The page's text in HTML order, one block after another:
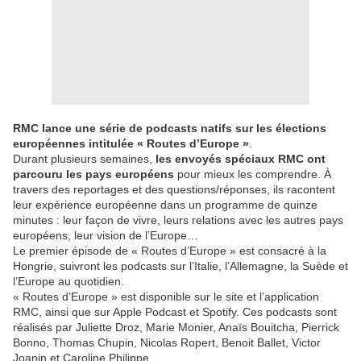
RMC lance une série de podcasts natifs sur les élections
européennes intitulée « Routes d’Europe »
Durant plusieurs semaines, les envoyés spéciaux RMC ont
parcouru les pays européens pour mieux les comprendre. À
travers des reportages et des questions/réponses, ils racontent
leur expérience européenne dans un programme de quinze
minutes : leur façon de vivre, leurs relations avec les autres pays
européens, leur vision de l’Europe…
Le premier épisode de « Routes d’Europe » est consacré à la
Hongrie, suivront les podcasts sur l’Italie, l’Allemagne, la Suède et
l’Europe au quotidien.
« Routes d’Europe » est disponible sur le site et l’application
RMC, ainsi que sur Apple Podcast et Spotify. Ces podcasts sont
réalisés par Juliette Droz, Marie Monier, Anaïs Bouitcha, Pierrick
Bonno, Thomas Chupin, Nicolas Ropert, Benoit Ballet, Victor
Joanin et Caroline Philippe.